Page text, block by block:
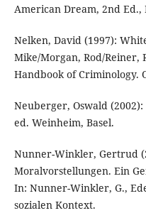
American Dream, 2nd Ed.,
Nelken, David (1997):
Mike/Morgan, Rod/Reiner,
Handbook of Criminology.
Neuberger, Oswald
ed. Weinheim, Basel.
Nunner-Winkler, Gertrud
Moralvorstellungen. Ein
In: Nunner-Winkler, G.,
sozialen Kontext.